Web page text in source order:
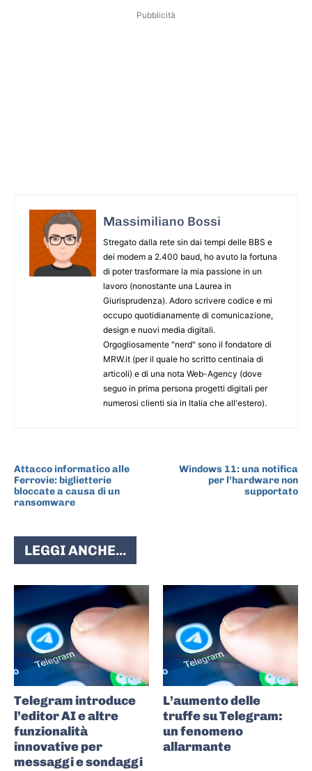
Pubblicità
Massimiliano Bossi
Stregato dalla rete sin dai tempi delle BBS e
dei modem a 2.400 baud, ho avuto la fortuna
di poter trasformare la mia passione in un
lavoro (nonostante una Laurea in
Giurisprudenza). Adoro scrivere codice e mi
occupo quotidianamente di comunicazione,
design e nuovi media digitali.
Orgogliosamente "nerd" sono il fondatore di
MRW.it (per il quale ho scritto centinaia di
articoli) e di una nota Web-Agency (dove
seguo in prima persona progetti digitali per
numerosi clienti sia in Italia che all'estero).
Attacco informatico alle
Ferrovie: biglietterie
bloccate a causa di un
ransomware
Windows 11: una notifica
per l’hardware non
supportato
LEGGI ANCHE...
Telegram introduce
l’editor AI e altre
funzionalità
innovative per
messaggi e sondaggi
L’aumento delle
truffe su Telegram:
un fenomeno
allarmante